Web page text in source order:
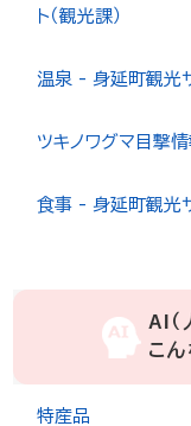
ト（観光課）
温泉 - 身延町観光サ
ツキノワグマ目撃情
食事 - 身延町観光サ
AI（
こ
特産品